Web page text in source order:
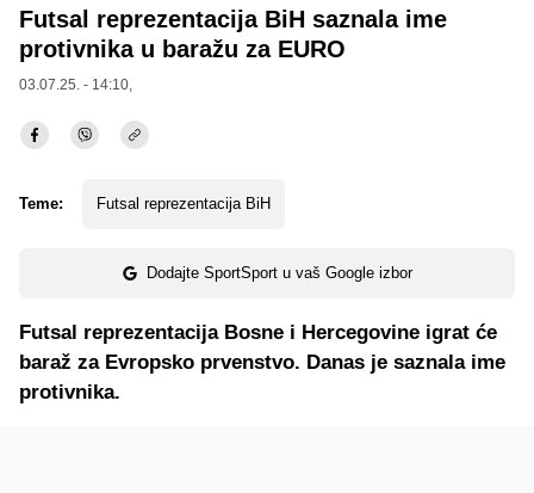
Futsal reprezentacija BiH saznala ime
protivnika u baražu za EURO
03.07.25. - 14:10,
Teme: Futsal reprezentacija BiH
Dodajte SportSport u vaš Google izbor
Futsal reprezentacija Bosne i Hercegovine igrat će
baraž za Evropsko prvenstvo. Danas je saznala ime
protivnika.